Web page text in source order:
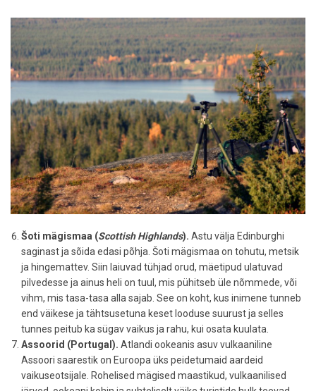
Šoti mägismaa (Scottish Highlands). Astu välja Edinburghi
saginast ja sõida edasi põhja. Šoti mägismaa on tohutu, metsik
ja hingemattev. Siin laiuvad tühjad orud, mäetipud ulatuvad
pilvedesse ja ainus heli on tuul, mis pühitseb üle nõmmede, või
vihm, mis tasa-tasa alla sajab. See on koht, kus inimene tunneb
end väikese ja tähtsusetuna keset looduse suurust ja selles
tunnes peitub ka sügav vaikus ja rahu, kui osata kuulata.
Assoorid (Portugal). Atlandi ookeanis asuv vulkaaniline
Assoori saarestik on Euroopa üks peidetumaid aardeid
vaikuseotsijale. Rohelised mägised maastikud, vulkaanilised